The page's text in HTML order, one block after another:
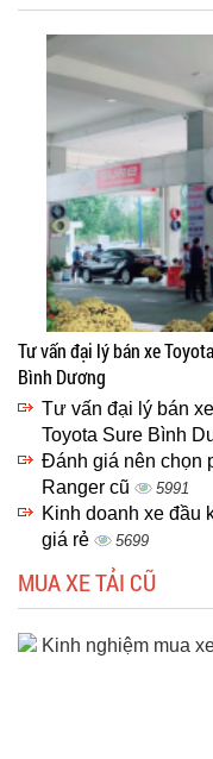
Tư vấn đại lý bán xe
Bình Dương
Tư vấn đại lý bán
Toyota Sure Bình
Đánh giá nên chọn
Ranger cũ
5991
Kinh doanh xe đầu
giá rẻ
5699
MUA XE TẢI CŨ